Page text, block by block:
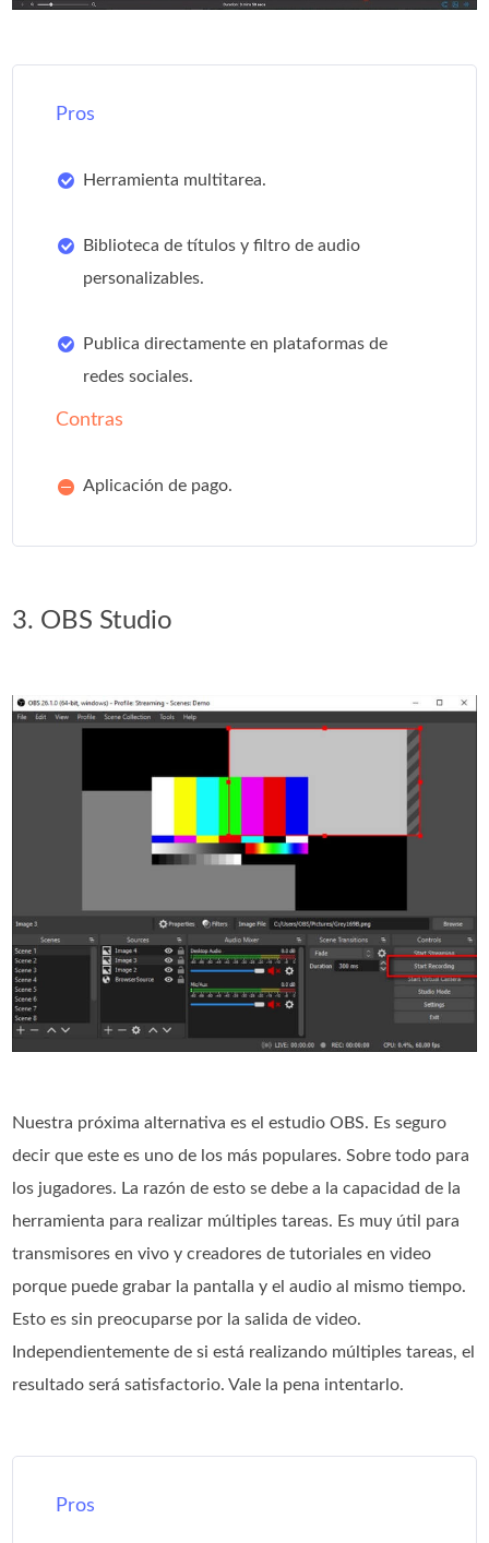
Pros
Herramienta multitarea.
Biblioteca de títulos y filtro de audio
personalizables.
Publica directamente en plataformas de
redes sociales.
Contras
Aplicación de pago.
3. OBS Studio
Nuestra próxima alternativa es el estudio OBS. Es seguro
decir que este es uno de los más populares. Sobre todo para
los jugadores. La razón de esto se debe a la capacidad de la
herramienta para realizar múltiples tareas. Es muy útil para
transmisores en vivo y creadores de tutoriales en video
porque puede grabar la pantalla y el audio al mismo tiempo.
Esto es sin preocuparse por la salida de video.
Independientemente de si está realizando múltiples tareas, el
resultado será satisfactorio. Vale la pena intentarlo.
Pros